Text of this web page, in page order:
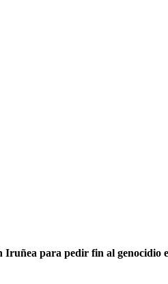
Iruñea para pedir fin al